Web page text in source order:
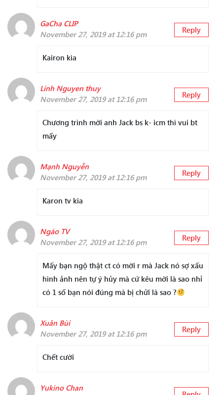
GaCha CLIP
November 27, 2019 at 12:16 pm
Reply
Kairon kìa
Linh Nguyen thuy
November 27, 2019 at 12:16 pm
Reply
Chương trình mời anh Jack bs k- icm thì vui bt
mấy
Mạnh Nguyễn
November 27, 2019 at 12:16 pm
Reply
Karon tv kìa
Ngáo TV
November 27, 2019 at 12:16 pm
Reply
Mấy bạn ngộ thật ct có mời r mà Jack nó sợ xấu
hình ảnh nên tự ý hủy mà cứ kêu mời là sao nhỉ
có 1 số bạn nói đúng mà bị chửi là sao ?
Xuân Bùi
November 27, 2019 at 12:16 pm
Reply
Chết cười
Yukino Chan